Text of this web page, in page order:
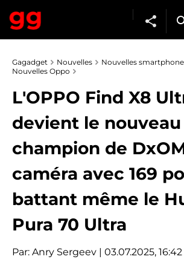
Gagadget Nouvelles
Nouvelles
Nouvelles Oppo
L'OPPO Find X8
devient le nouveau
champion de
caméra avec 169
battant même le
Pura 70 Ultra
Par: Anry Sergeev | 03.07.2025, 16:42